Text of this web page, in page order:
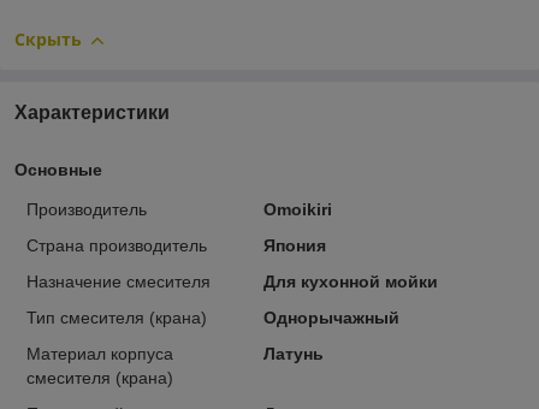
Скрыть
Характеристики
Основные
Производитель
Omoikiri
Страна производитель
Япония
Назначение смесителя
Для кухонной мойки
Тип смесителя (крана)
Однорычажный
Материал корпуса
смесителя (крана)
Латунь